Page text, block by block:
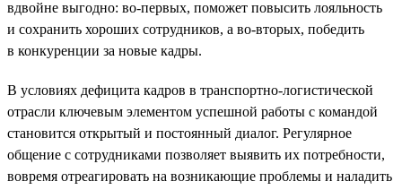
вдвойне выгодно: во-первых, поможет повысить лояльность
и сохранить хороших сотрудников, а во-вторых, победить
в конкуренции за новые кадры.
В условиях дефицита кадров в транспортно-логистической
отрасли ключевым элементом успешной работы с командой
становится открытый и постоянный диалог. Регулярное
общение с сотрудниками позволяет выявить их потребности,
вовремя отреагировать на возникающие проблемы и наладить